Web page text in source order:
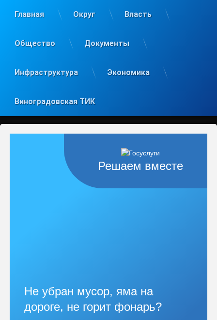
Главная Округ Власть
Общество Документы
Инфраструктура Экономика
Виноградовская ТИК
Решаем вместе
Не убран мусор, яма на
дороге, не горит фонарь?